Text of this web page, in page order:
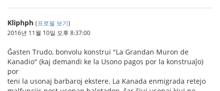
Kliphph (프로필 보기)
2016년 11월 10일 오후 8:37:00
Ĝasten Trudo, bonvolu konstrui "La Grandan Muron de
Kanadio" (kaj demandi ke la Usono pagos por la konstruaĵo)
por
teni la usonaj barbaroj ekstere. La Kanada enmigrada retejo